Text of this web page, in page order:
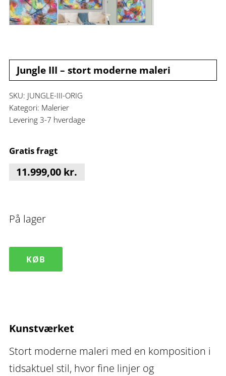
Jungle III – stort moderne maleri
SKU: JUNGLE-III-ORIG
Kategori: Malerier
Levering 3-7 hverdage
Gratis fragt
11.999,00 kr.
På lager
Jungle
III
moderne
antal
KØB
Kunstværket
Stort moderne maleri med en komposition i
tidsaktuel stil, hvor fine linjer og